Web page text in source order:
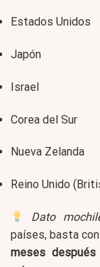
Estados Unidos
Japón
Israel
Corea del Sur
Nueva Zelanda
Reino Unido
Dato
países, basta
meses